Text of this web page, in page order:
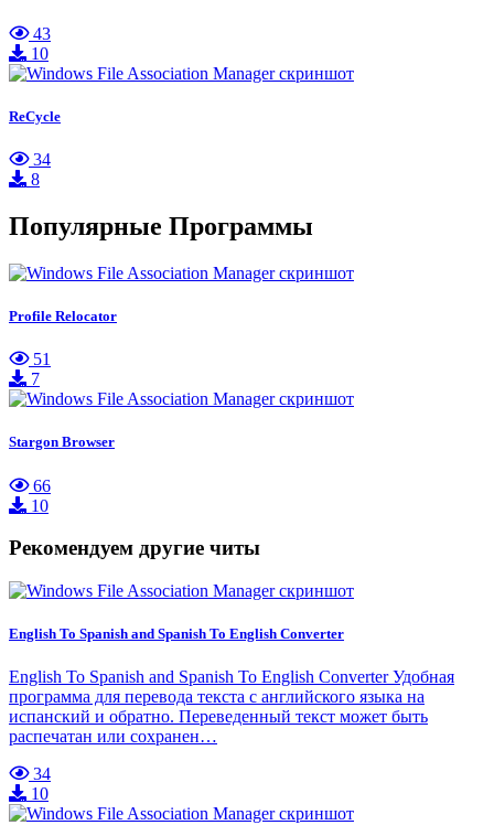
43
10
ReCycle
34
8
Популярные Программы
Profile Relocator
51
7
Stargon Browser
66
10
Рекомендуем другие читы
English To Spanish and Spanish To English Converter
English To Spanish and Spanish To English Converter Удобная
программа для перевода текста с английского языка на
испанский и обратно. Переведенный текст может быть
распечатан или сохранен…
34
10